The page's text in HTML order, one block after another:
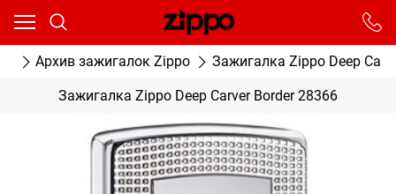
Архив зажигалок Zippo Зажигалка Zippo Deep
Зажигалка Zippo Deep Carver Border 28366
Ваш город - Москва,
От выбранного города зависят сроки доставки